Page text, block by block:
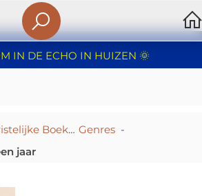
IN DE ECHO IN HUIZEN 🌞
HOME - Christelijke Boekhandel De Echo – Huizen | Boeken & Cadeaus Genres-
jaar